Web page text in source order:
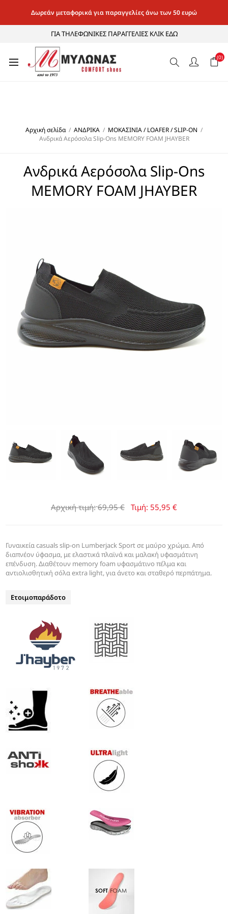
Δωρεάν μεταφορικά για παραγγελίες άνω των 50 ευρώ
ΓΙΑ ΤΗΛΕΦΩΝΙΚΕΣ ΠΑΡΑΓΓΕΛΙΕΣ ΚΛΙΚ ΕΔΩ
(0)
Αρχική σελίδα / ΑΝΔΡΙΚΑ / ΜΟΚΑΣΙΝΙΑ / LOAFER / SLIP-ON /
Ανδρικά Αερόσολα Slip-Ons MEMORY FOAM JHAYBER
Ανδρικά Αερόσολα Slip-Ons
MEMORY FOAM JHAYBER
Αρχική τιμή: 69,95 € Τιμή: 55,95 €
Γυναικεία casuals slip-on Lumberjack Sport σε μαύρο χρώμα. Από
διαπνέον ύφασμα, με ελαστικά πλαϊνά και μαλακή υφασμάτινη
επένδυση. Διαθέτουν memory foam υφασμάτινο πέλμα και
αντιολισθητική σόλα extra light, για άνετο και σταθερό περπάτημα.
Ετοιμοπαράδοτο